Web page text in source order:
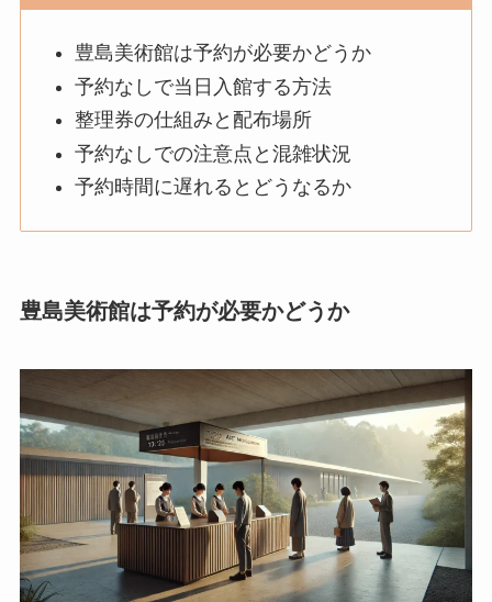
豊島美術館は予約が必要かどうか
予約なしで当日入館する方法
整理券の仕組みと配布場所
予約なしでの注意点と混雑状況
予約時間に遅れるとどうなるか
豊島美術館は予約が必要かどうか